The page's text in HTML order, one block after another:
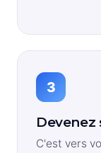
3
Devenez
C'est vers